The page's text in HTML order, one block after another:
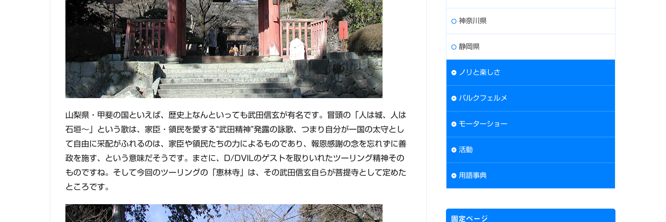
山梨県・甲斐の国といえば、歴史上なんといっても武田信玄が有名です。冒頭の「人は城、人は
石垣～」という歌は、家臣・領民を愛する“武田精神”発露の詠歌、つまり自分が一国の太守とし
て自由に采配がふれるのは、家臣や領民たちの力によるものであり、報恩感謝の念を忘れずに善
政を施す、という意味だそうです。まさに、D/DVILのゲストを取りいれたツーリング精神その
ものですね。そして今回のツーリングの「恵林寺」は、その武田信玄自らが菩提寺として定めた
ところです。
神奈川県
静岡県
ノリと楽しさ
パルクフェルメ
モーターショー
活動
用語事典
固定ページ